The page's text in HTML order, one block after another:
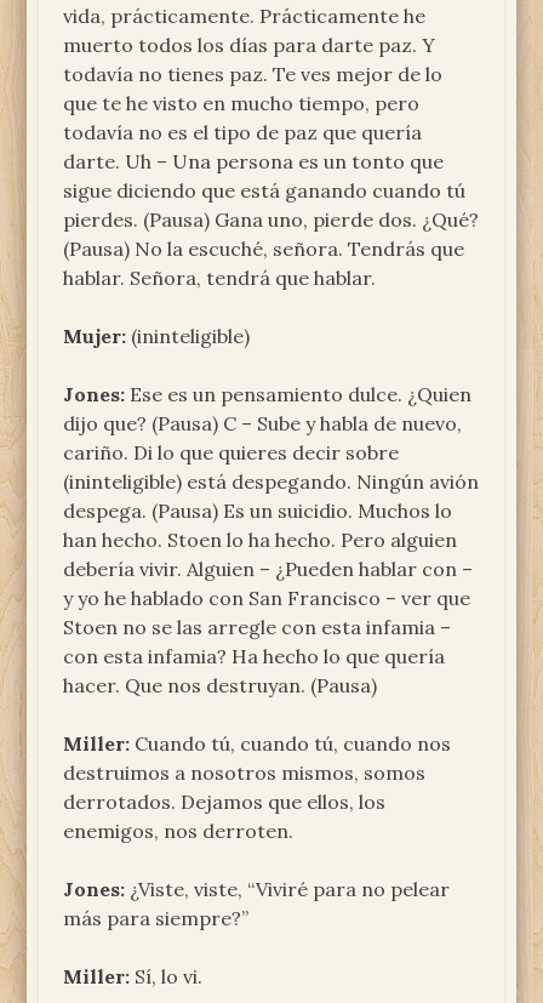
vida, prácticamente. Prácticamente he
muerto todos los días para darte paz. Y
todavía no tienes paz. Te ves mejor de lo
que te he visto en mucho tiempo, pero
todavía no es el tipo de paz que quería
darte. Uh – Una persona es un tonto que
sigue diciendo que está ganando cuando tú
pierdes. (Pausa) Gana uno, pierde dos. ¿Qué?
(Pausa) No la escuché, señora. Tendrás que
hablar. Señora, tendrá que hablar.
Mujer: (ininteligible)
Jones: Ese es un pensamiento dulce. ¿Quien
dijo que? (Pausa) C – Sube y habla de nuevo,
cariño. Di lo que quieres decir sobre
(ininteligible) está despegando. Ningún avión
despega. (Pausa) Es un suicidio. Muchos lo
han hecho. Stoen lo ha hecho. Pero alguien
debería vivir. Alguien – ¿Pueden hablar con –
y yo he hablado con San Francisco – ver que
Stoen no se las arregle con esta infamia –
con esta infamia? Ha hecho lo que quería
hacer. Que nos destruyan. (Pausa)
Miller: Cuando tú, cuando tú, cuando nos
destruimos a nosotros mismos, somos
derrotados. Dejamos que ellos, los
enemigos, nos derroten.
Jones: ¿Viste, viste, “Viviré para no pelear
más para siempre?”
Miller: Sí, lo vi.